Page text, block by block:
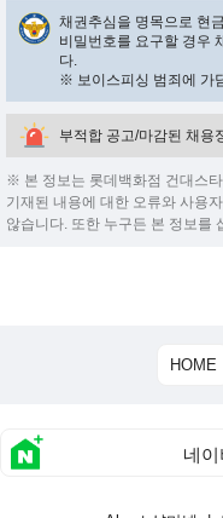
채권추심을 명목으로 현
비밀번호를 요구할 경우
다.
※ 보이스피싱 범죄에 가
부적합 공고/마감된 채용
※ 본 정보는 롯데백화점 건대스
기재된 내용에 대한 오류와 사용
않습니다. 또한 누구든 본 정보를
HOME
네